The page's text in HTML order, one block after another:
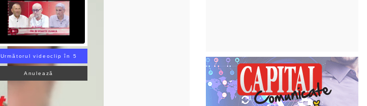
Următorul videoclip în 3
Anulează